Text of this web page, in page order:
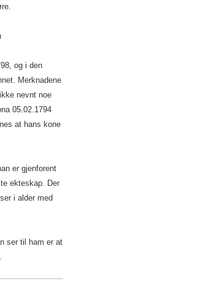
og i den
Merknadene
nevnt noe
05.02.1794
at hans kone
er gjenforent
ekteskap. Der
i alder med
ser til ham er at